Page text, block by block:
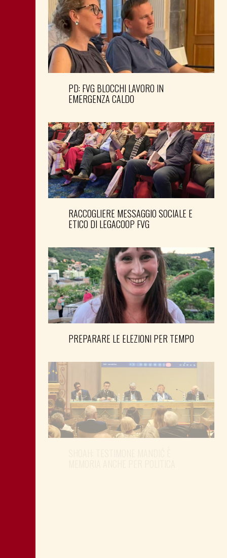
PD: FVG BLOCCHI LAVORO IN
EMERGENZA CALDO
RACCOGLIERE MESSAGGIO SOCIALE E
ETICO DI LEGACOOP FVG
PREPARARE LE ELEZIONI PER TEMPO